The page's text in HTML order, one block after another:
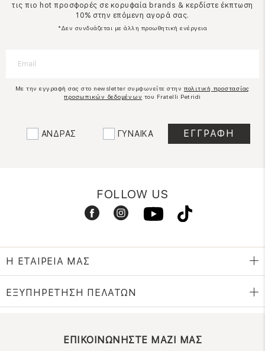
τις πιο hot προσφορές σε κορυφαία brands & κερδίστε έκπτωση
10% στην επόμενη αγορά σας.
*Δεν συνδυάζεται με άλλη προωθητική ενέργεια
Με την εγγραφή σας στο newsletter συμφωνείτε στην πολιτική προστασίας
προσωπικών δεδομένων του Fratelli Petridi
ΑΝΔΡΑΣ ΓΥΝΑΙΚΑ
FOLLOW US
Η ΕΤΑΙΡΕΙΑ ΜΑΣ
ΕΞΥΠΗΡΕΤΗΣΗ ΠΕΛΑΤΩΝ
ΕΠΙΚΟΙΝΩΝΗΣΤΕ ΜΑΖΙ ΜΑΣ